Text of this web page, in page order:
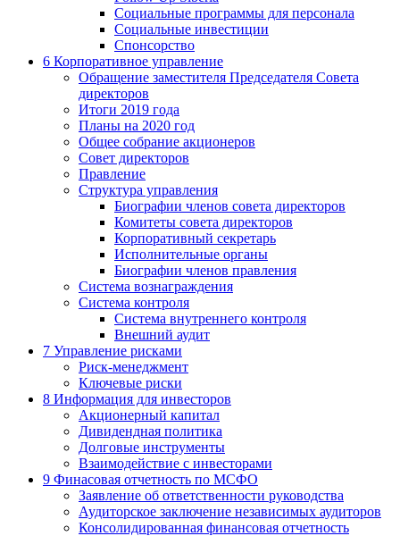
Социальные программы для персонала
Социальные инвестиции
Спонсорство
6 Корпоративное управление
Обращение заместителя Председателя Совета
директоров
Итоги 2019 года
Планы на 2020 год
Общее собрание акционеров
Совет директоров
Правление
Структура управления
Биографии членов совета директоров
Комитеты совета директоров
Корпоративный секретарь
Исполнительные органы
Биографии членов правления
Система вознаграждения
Система контроля
Система внутреннего контроля
Внешний аудит
7 Управление рисками
Риск-менеджмент
Ключевые риски
8 Информация для инвесторов
Акционерный капитал
Дивидендная политика
Долговые инструменты
Взаимодействие с инвеcторами
9 Финасовая отчетность по МСФО
Заявление об ответственности руководства
Аудиторское заключение независимых аудиторов
Консолидированная финансовая отчетность